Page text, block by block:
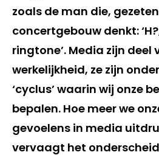
zoals de man die,
concertgebouw denkt:
ringtone’. Media zijn deel
werkelijkheid, ze zijn
‘cyclus’ waarin wij onze
bepalen. Hoe meer we
gevoelens in media
vervaagt het